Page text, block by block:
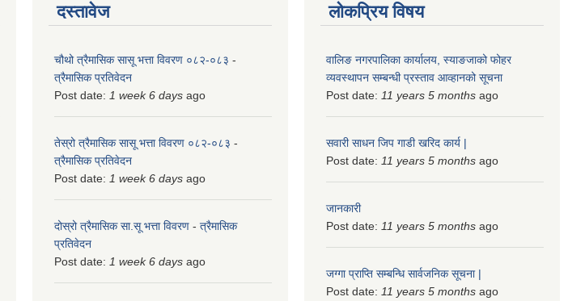
दस्तावेज
चौथो त्रैमासिक सासू भत्ता विवरण ०८२-०८३ -
त्रैमासिक प्रतिवेदन
Post date: 1 week 6 days ago
तेस्रो त्रैमासिक सासू भत्ता विवरण ०८२-०८३ -
त्रैमासिक प्रतिवेदन
Post date: 1 week 6 days ago
दोस्रो त्रैमासिक सा.सू भत्ता विवरण - त्रैमासिक
प्रतिवेदन
Post date: 1 week 6 days ago
लोकप्रिय विषय
वालिङ नगरपालिका कार्यालय, स्याङजाको फोहर
व्यवस्थापन सम्बन्धी प्रस्ताव आव्हानको सूचना
Post date: 11 years 5 months ago
सवारी साधन जिप गाडी खरिद कार्य |
Post date: 11 years 5 months ago
जानकारी
Post date: 11 years 5 months ago
जग्गा प्राप्ति सम्बन्धि सार्वजनिक सूचना |
Post date: 11 years 5 months ago